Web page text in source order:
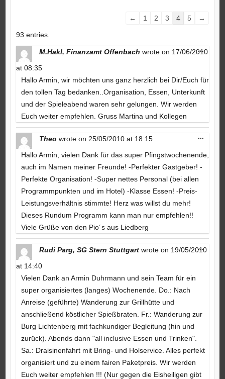
Guestbook
← 1 2 3 4 5 →
93 entries.
M.Hakl, Finanzamt Offenbach wrote on 17/06/2010
at 08:35
Hallo Armin, wir möchten uns ganz herzlich bei Dir/Euch für
den tollen Tag bedanken..Organisation, Essen, Unterkunft
und der Spieleabend waren sehr gelungen. Wir werden
Euch weiter empfehlen. Gruss Martina und Kollegen
...Toggle
this
Theo wrote on 25/05/2010 at 18:15
Hallo Armin, vielen Dank für das super Pfingstwochenende,
auch im Namen meiner Freunde! -Perfekter Gastgeber! -
Perfekte Organisation! -Super nettes Personal (bei allen
Programmpunkten und im Hotel) -Klasse Essen! -Preis-
Leistungsverhältnis stimmte! Herz was willst du mehr!
Dieses Rundum Programm kann man nur empfehlen!!
Viele Grüße von den Pio´s aus Liedberg
...
Rudi Parg, SG Stern Stuttgart wrote on 19/05/2010
at 14:40
Vielen Dank an Armin Duhrmann und sein Team für ein
super organisiertes (langes) Wochenende. Do.: Nach
Anreise (geführte) Wanderung zur Grillhütte und
anschließend köstlicher Spießbraten. Fr.: Wanderung zur
Burg Lichtenberg mit fachkundiger Begleitung (hin und
zurück). Abends dann "all inclusive Essen und Trinken".
Sa.: Draisinenfahrt mit Bring- und Holservice. Alles perfekt
organisiert und zu einem fairen Paketpreis. Wir werden
Euch weiter empfehlen !!! (Nur gegen die Eisheiligen gibt
...Toggle
this